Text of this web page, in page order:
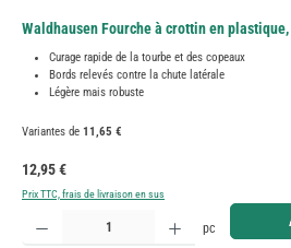
Waldhausen Fourche à crottin en
Curage rapide de la tourbe et des copeaux
Bords relevés contre la chute latérale
Légère mais robuste
Variantes de 11,65 €
Prix régulier :
12,95 €
Prix TTC, frais de livraison en sus
Quantité de produit : Entrez la quantité souhaitée ou
pc